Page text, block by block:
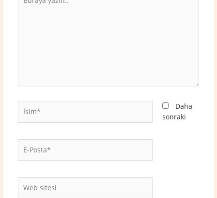
yazın..
İsim*
Posta*
sitesi
Daha
sonraki